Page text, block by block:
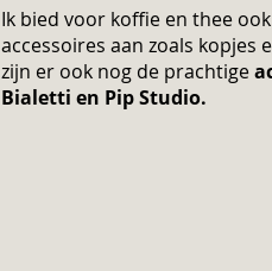
Ik bied voor koffie en thee
accessoires aan zoals kopjes
zijn er ook nog de prachtige
Bialetti en Pip Studio.